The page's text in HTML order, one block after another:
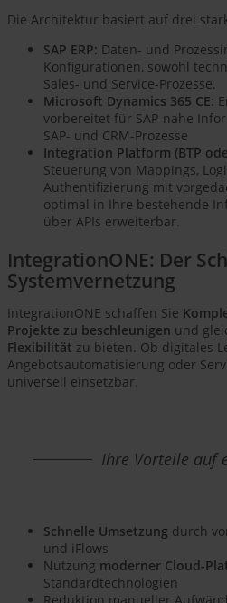
Die Architektur basiert auf drei
SAP ERP: Daten- und
Konfigurationen, sowohl
Sales- und Service-Prozesse.
Microsoft Dynamics 365 CE:
vorbereitet für SAP-nahe
SAP- und CRM-Prozesse
Integration Platform (BTP
Steuerung von Mappings,
Authentifizierung mit
optimal in Ihre bestehende
über APIs erweiterbar.
IntegrationONE: Der
Systemvernetzung
IntegrationONE schaffen Sie
Projekte zu beschleunigen und
Flexibilität zu bieten. Ob digitales
Angebotsautomatisierung oder
universell einsetzbar.
Ihre Vorteile auf
Schnelle Umsetzung durch
und iFlows
Nutzung moderner Cloud-
Standardtechnologien